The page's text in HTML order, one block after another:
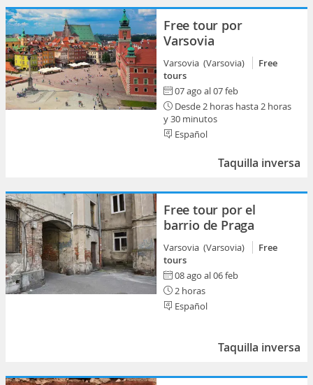
Free tour por
Varsovia
Varsovia (Varsovia)
Free
tours
07 ago al 07 feb
Desde 2 horas hasta 2 horas
y 30 minutos
Español
Taquilla inversa
Free tour por el
barrio de Praga
Varsovia (Varsovia)
Free
tours
08 ago al 06 feb
2 horas
Español
Taquilla inversa